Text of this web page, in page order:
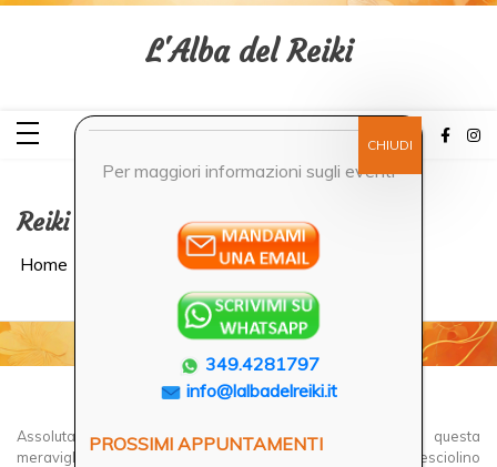
Skip
L'Alba del Reiki
Reiki agli animali
Home
Il Reiki è adatto agli animali?
Assolutamente sì! Gli animali amano ricevere Reiki, e questa
meravigliosa pratica può essere offerta a tutti, dal pesciolino
Per maggiori informazioni sugli eventi
349.4281797
info@lalbadelreiki.it
PROSSIMI APPUNTAMENTI